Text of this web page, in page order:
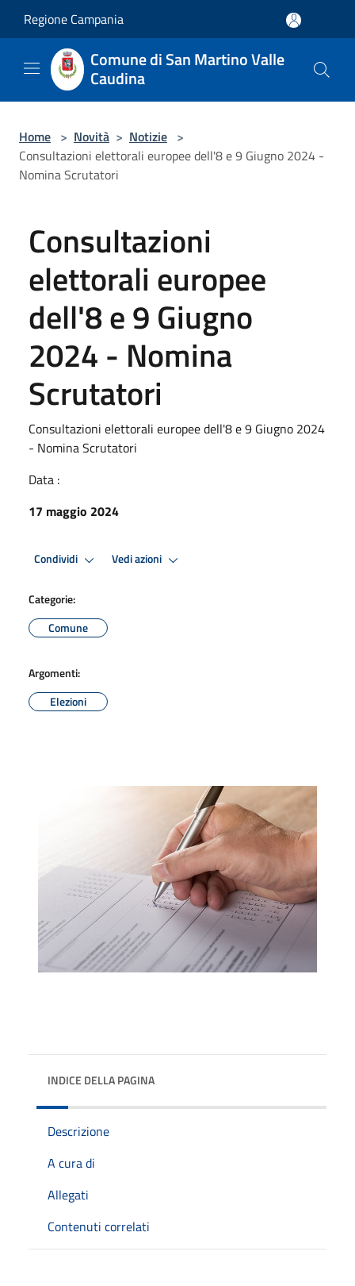
Regione Campania
Comune di San Martino Valle
Caudina
Home > Novità > Notizie >
Consultazioni elettorali europee dell'8 e 9 Giugno 2024 -
Nomina Scrutatori
Consultazioni
elettorali europee
dell'8 e 9 Giugno
2024 - Nomina
Scrutatori
Consultazioni elettorali europee dell'8 e 9 Giugno 2024
- Nomina Scrutatori
Data :
17 maggio 2024
Condividi Vedi azioni
Categorie:
Comune
Argomenti:
Elezioni
INDICE DELLA PAGINA
Descrizione
A cura di
Allegati
Contenuti correlati